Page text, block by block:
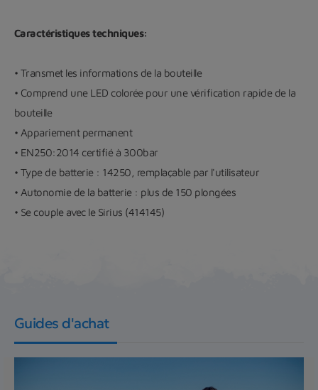
Caractéristiques techniques:
• Transmet les informations de la bouteille
• Comprend une LED colorée pour une vérification rapide de la
bouteille
• Appariement permanent
• EN250:2014 certifié à 300bar
• Type de batterie : 14250, remplaçable par l'utilisateur
• Autonomie de la batterie : plus de 150 plongées
• Se couple avec le Sirius (414145)
Guides d'achat